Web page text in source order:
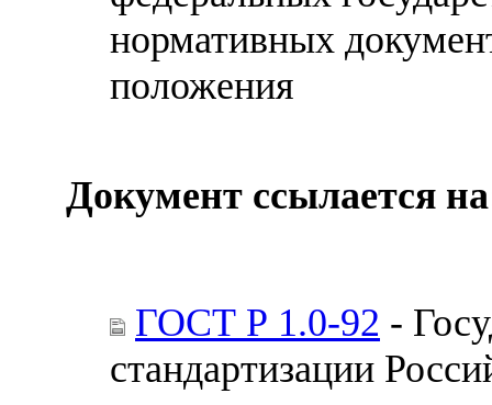
нормативных
положения
Документ ссылается
ГОСТ Р 1.0-92 -
стандартизации